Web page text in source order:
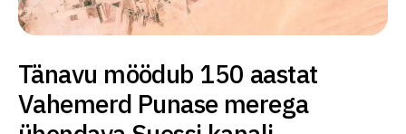
Tänavu möödub 150 aastat
Vahemerd Punase merega